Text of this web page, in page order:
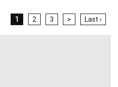
1 2 3 > Last ›